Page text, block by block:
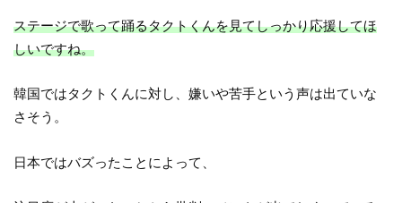
ステージで歌って踊るタクトくんを見てしっかり応援してほ
しいですね。
韓国ではタクトくんに対し、嫌いや苦手という声は出ていな
さそう。
日本ではバズったことによって、